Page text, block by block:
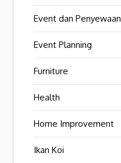
Event dan Penyewaan
Event Planning
Furniture
Health
Home Improvement
Ikan Koi